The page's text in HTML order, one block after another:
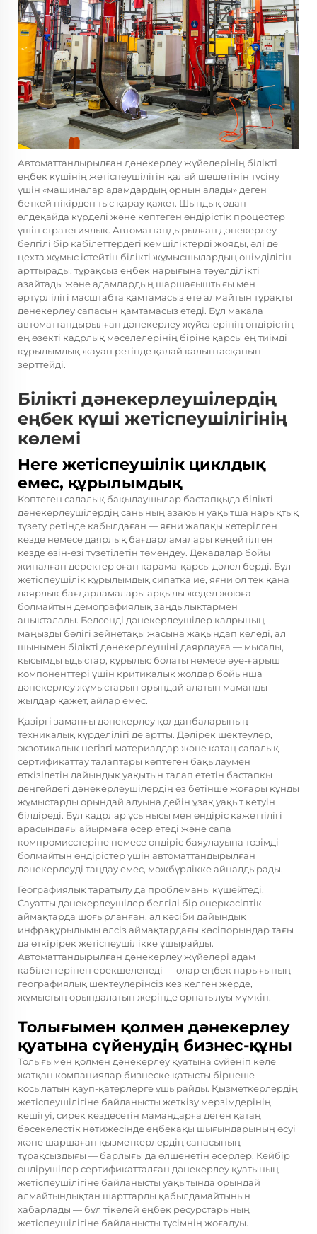
Автоматтандырылған дәнекерлеу жүйелерінің білікті
еңбек күшінің жетіспеушілігін қалай шешетінін түсіну
үшін «машиналар адамдардың орнын алады» деген
беткей пікірден тыс қарау қажет. Шындық одан
әлдеқайда күрделі және көптеген өндірістік процестер
үшін стратегиялық. Автоматтандырылған дәнекерлеу
белгілі бір қабілеттердегі кемшіліктерді жояды, әлі де
цехта жұмыс істейтін білікті жұмысшылардың өнімділігін
арттырады, тұрақсыз еңбек нарығына тәуелділікті
азайтады және адамдардың шаршағыштығы мен
әртүрлілігі масштабта қамтамасыз ете алмайтын тұрақты
дәнекерлеу сапасын қамтамасыз етеді. Бұл мақала
автоматтандырылған дәнекерлеу жүйелерінің өндірістің
ең өзекті кадрлық мәселелерінің біріне қарсы ең тиімді
құрылымдық жауап ретінде қалай қалыптасқанын
зерттейді.
Білікті дәнекерлеушілердің
еңбек күші жетіспеушілігінің
көлемі
Неге жетіспеушілік циклдық
емес, құрылымдық
Көптеген салалық бақылаушылар бастапқыда білікті
дәнекерлеушілердің санының азаюын уақытша нарықтық
түзету ретінде қабылдаған — яғни жалақы көтерілген
кезде немесе даярлық бағдарламалары кеңейтілген
кезде өзін-өзі түзетілетін төмендеу. Декадалар бойы
жиналған деректер оған қарама-қарсы дәлел берді. Бұл
жетіспеушілік құрылымдық сипатқа ие, яғни ол тек қана
даярлық бағдарламалары арқылы жедел жоюға
болмайтын демографиялық заңдылықтармен
анықталады. Белсенді дәнекерлеушілер кадрының
маңызды бөлігі зейнетақы жасына жақындап келеді, ал
шынымен білікті дәнекерлеушіні даярлауға — мысалы,
қысымды ыдыстар, құрылыс болаты немесе әуе-ғарыш
компоненттері үшін критикалық жолдар бойынша
дәнекерлеу жұмыстарын орындай алатын маманды —
жылдар қажет, айлар емес.
Қазіргі заманғы дәнекерлеу қолданбаларының
техникалық күрделілігі де артты. Дәлірек шектеулер,
экзотикалық негізгі материалдар және қатаң салалық
сертификаттау талаптары көптеген бақылаумен
өткізілетін дайындық уақытын талап ететін бастапқы
деңгейдегі дәнекерлеушілердің өз бетінше жоғары құнды
жұмыстарды орындай алуына дейін ұзақ уақыт кетуін
білдіреді. Бұл кадрлар ұсынысы мен өндіріс қажеттілігі
арасындағы айырмаға әсер етеді және сапа
компромисстеріне немесе өндіріс баяулауына төзімді
болмайтын өндірістер үшін автоматтандырылған
дәнекерлеуді таңдау емес, мәжбүрлікке айналдырады.
Географиялық таратылу да проблеманы күшейтеді.
Сауатты дәнекерлеушілер белгілі бір өнеркәсіптік
аймақтарда шоғырланған, ал кәсіби дайындық
инфрақұрылымы әлсіз аймақтардағы кәсіпорындар тағы
да өткірірек жетіспеушілікке ұшырайды.
Автоматтандырылған дәнекерлеу жүйелері адам
қабілеттерінен ерекшеленеді — олар еңбек нарығының
географиялық шектеулерінсіз кез келген жерде,
жұмыстың орындалатын жерінде орнатылуы мүмкін.
Толығымен қолмен дәнекерлеу
қуатына сүйенудің бизнес-құны
Толығымен қолмен дәнекерлеу қуатына сүйеніп келе
жатқан компаниялар бизнеске қатысты бірнеше
қосылатын қауп-қатерлерге ұшырайды. Қызметкерлердің
жетіспеушілігіне байланысты жеткізу мерзімдерінің
кешігуі, сирек кездесетін мамандарға деген қатаң
бәсекелестік нәтижесінде еңбекақы шығындарының өсуі
және шаршаған қызметкерлердің сапасының
тұрақсыздығы — барлығы да өлшенетін әсерлер. Кейбір
өндірушілер сертификатталған дәнекерлеу қуатының
жетіспеушілігіне байланысты уақытында орындай
алмайтындықтан шарттарды қабылдамайтынын
хабарлады — бұл тікелей еңбек ресурстарының
жетіспеушілігіне байланысты түсімнің жоғалуы.